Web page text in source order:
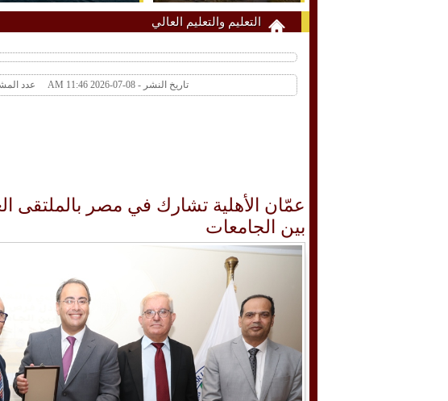
الاتفاق
التعليم والتعليم العالي
تاريخ النشر - 08-07-2026 11:46 AM عدد المشاهدات 1 | عدد التعليقات 0
بين الجامعات